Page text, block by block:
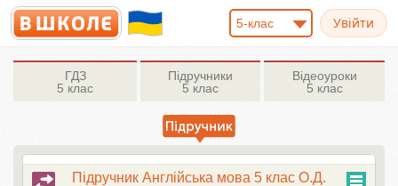
5-клас
ГДЗ
5 клас
Підручники
5 клас
Відеоуроки
5 клас
Підручник Англійська мова 5 клас О.Д.